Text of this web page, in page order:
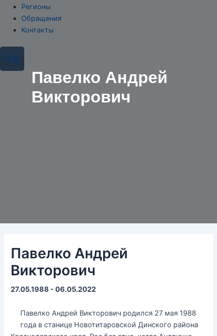
Регионы
Обращения
Контакты
Vk
Павелко Андрей
Викторович
Павелко Андрей
Викторович
27.05.1988 - 06.05.2022
Павелко Андрей Викторович родился 27 мая 1988
года в станице Новотитаровской Динского района